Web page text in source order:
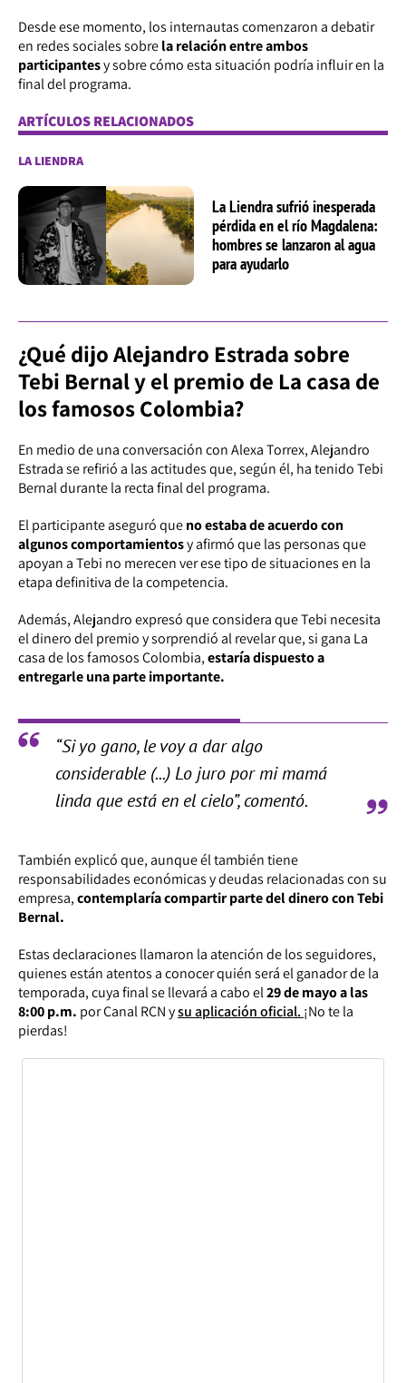
Desde ese momento, los internautas comenzaron a debatir
en redes sociales sobrela relación entre ambos
participantesy sobre cómo esta situación podría influir en la
final del programa.
ARTÍCULOS RELACIONADOS
LA LIENDRA
La Liendra sufrió inesperada
pérdida en el río Magdalena:
hombres se lanzaron al agua
para ayudarlo
¿Qué dijo Alejandro Estrada sobre
Tebi Bernal y el premio de La casa de
los famosos Colombia?
En medio de una conversación con Alexa Torrex, Alejandro
Estrada se refirió a las actitudes que, según él, ha tenido Tebi
Bernal durante la recta final del programa.
El participante aseguró queno estaba de acuerdo con
algunos comportamientosy afirmó que las personas que
apoyan a Tebi no merecen ver ese tipo de situaciones en la
etapa definitiva de la competencia.
Además, Alejandro expresó que considera que Tebi necesita
el dinero del premio y sorprendió al revelar que, si gana La
casa de los famosos Colombia,estaría dispuesto a
entregarle una parte importante.
“Si yo gano, le voy a dar algo
considerable (...) Lo juro por mi mamá
linda que está en el cielo”, comentó.
También explicó que, aunque él también tiene
responsabilidades económicas y deudas relacionadas con su
empresa,contemplaría compartir parte del dinero con Tebi
Bernal.
Estas declaraciones llamaron la atención de los seguidores,
quienes están atentos a conocer quién será el ganador de la
temporada, cuya final se llevará a cabo el29 de mayo a las
8:00 p.m. por Canal RCN ysu aplicación oficial.¡No te la
pierdas!